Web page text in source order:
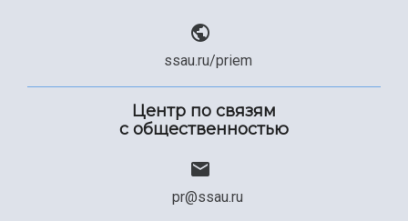
ssau.ru/priem
Центр по связям
с общественностью
pr@ssau.ru